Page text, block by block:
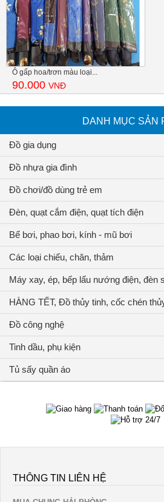
Ô gấp hoa/trơn màu loại...
90.000 VNĐ
DANH MỤC SẢN
Đồ gia dụng
Đồ nhựa gia đình
Đồ chơi/đồ dùng trẻ em
Đèn, quạt cắm điện, quạt tích điện
Bể bơi, phao bơi, kính - mũ bơi
Các loại chiếu, chăn, thảm
Máy xay, ép, bếp lẩu nướng điện, đèn
HÀNG TẾT, Đồ thủy tinh, cốc chén
Đồ công nghệ
Tinh dầu, phụ kiện
Tủ sấy quần áo
THÔNG TIN LIÊN HỆ